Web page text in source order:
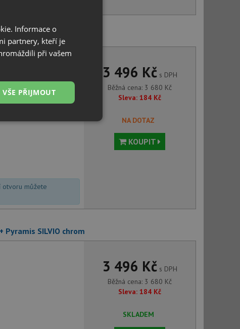
Pyramis FLESSI černá
3 496 Kčs DPH
Běžná cena: 3 680 Kč
Sleva: 184 Kč
NA DOTAZ
KOUPIT
otvoru můžete
Pyramis SILVIO chrom
3 496 Kčs DPH
Běžná cena: 3 680 Kč
Sleva: 184 Kč
SKLADEM
Informace o
partnery, kteří je
při vašem
VŠE PŘIJMOUT
Nezařazené
zařízení, která
použití CORS po
cookie lepivosti
na trvání s